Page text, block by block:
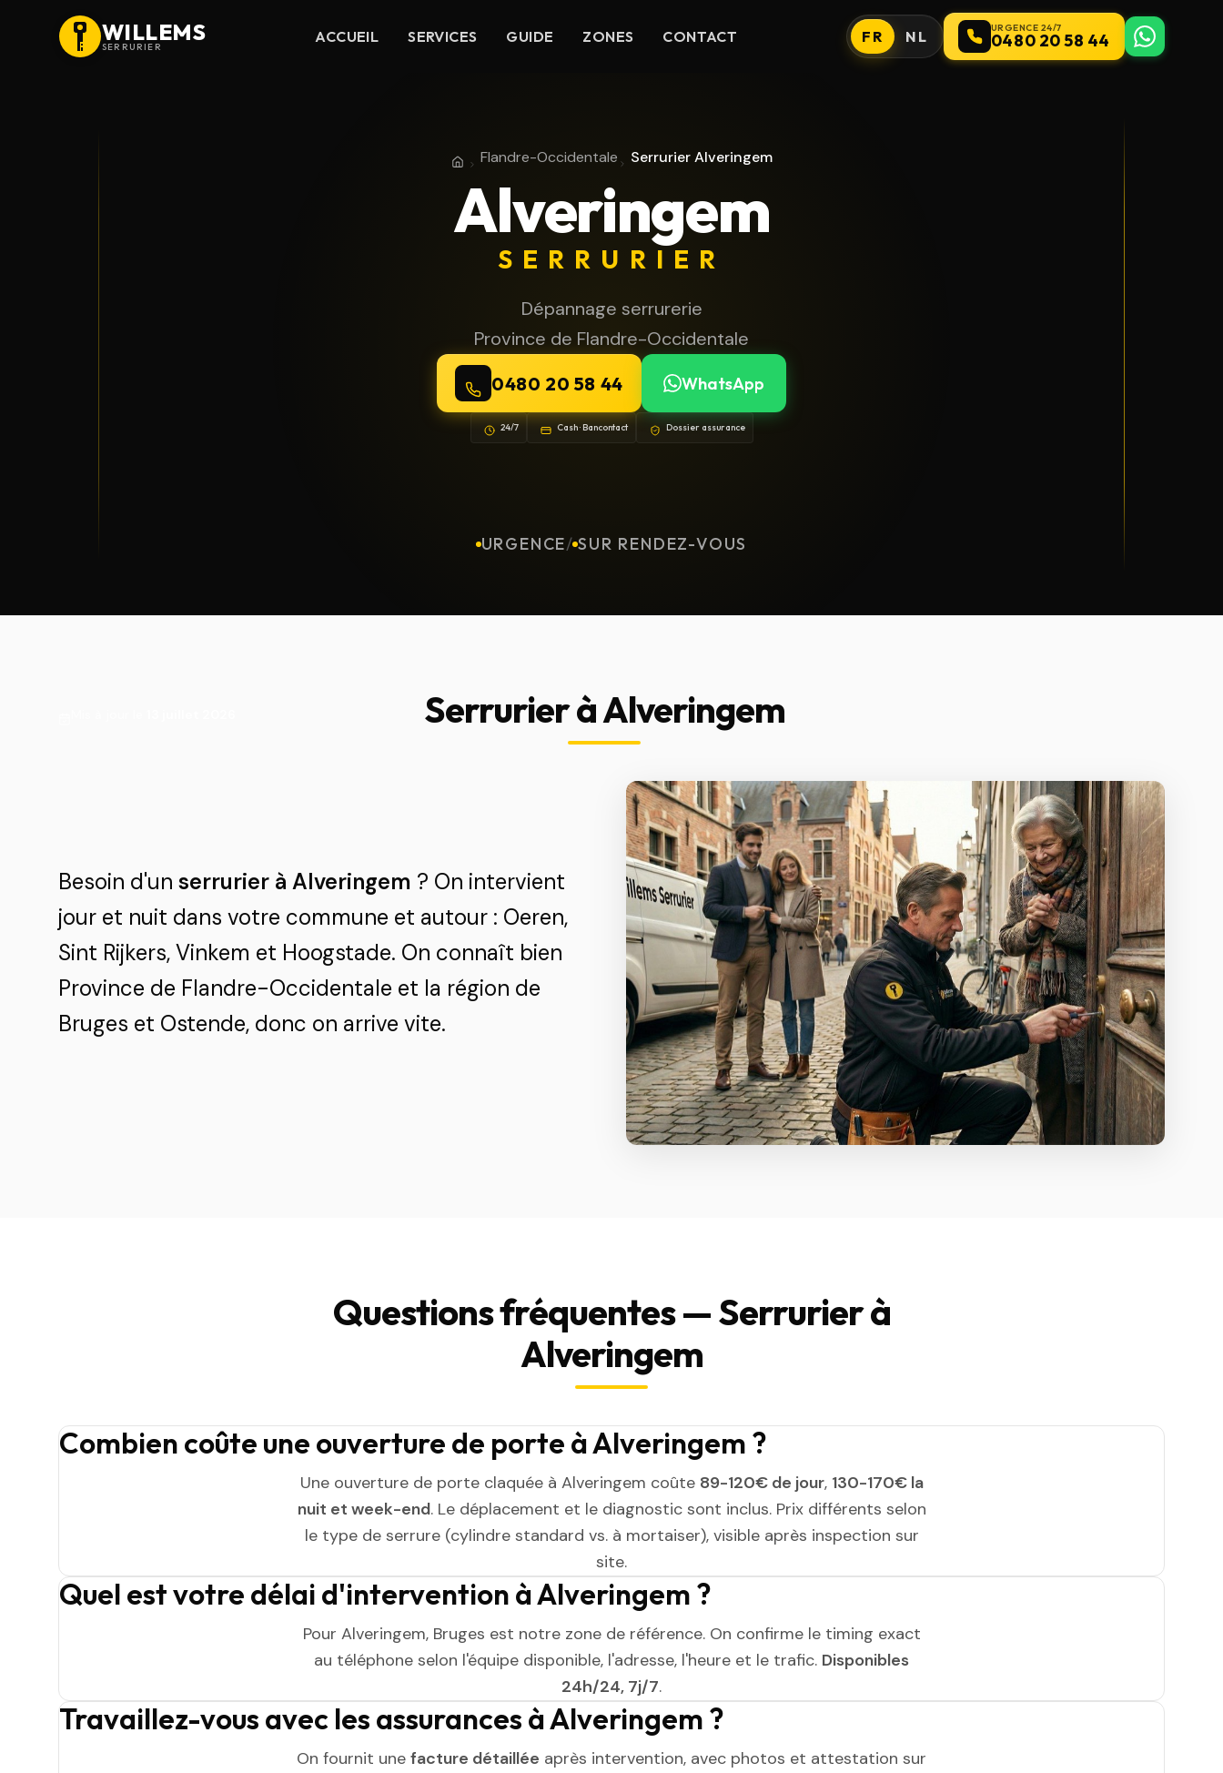
WILLEMS
SERRURIER
ACCUEIL SERVICES GUIDE ZONES CONTACT FR NL URGENCE 24/7
0480 20 58 44
AccueilProvince de Flandre-Occidentale
Flandre-Occidentale Serrurier Alveringem
Alveringem
SERRURIER
Dépannage serrurerie
Province de Flandre-Occidentale
0480 20 58 44 WhatsApp
24/7 Cash · Bancontact Dossier assurance
URGENCE/ SUR RENDEZ-VOUS
Serrurier à Alveringem
Besoin d'un serrurier à Alveringem ? On intervient
jour et nuit dans votre commune et autour : Oeren,
Sint Rijkers, Vinkem et Hoogstade. On connaît bien
Province de Flandre-Occidentale et la région de
Bruges et Ostende, donc on arrive vite.
Questions fréquentes — Serrurier à
Alveringem
Combien coûte une ouverture de porte à Alveringem ?
Une ouverture de porte claquée à Alveringem coûte 89-120€ de jour, 130-170€ la
nuit et week-end. Le déplacement et le diagnostic sont inclus. Prix différents selon
le type de serrure (cylindre standard vs. à mortaiser), visible après inspection sur
site.
Quel est votre délai d'intervention à Alveringem ?
Pour Alveringem, Bruges est notre zone de référence. On confirme le timing exact
au téléphone selon l'équipe disponible, l'adresse, l'heure et le trafic. Disponibles
24h/24, 7j/7.
Travaillez-vous avec les assurances à Alveringem ?
On fournit une facture détaillée après intervention, avec photos et attestation sur